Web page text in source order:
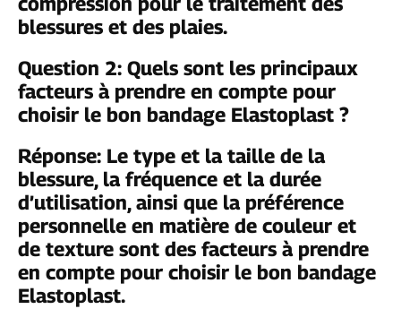
blessures et des plaies.
Question 2: Quels sont les principaux
facteurs à prendre en compte pour
choisir le bon bandage Elastoplast ?
Réponse: Le type et la taille de la
blessure, la fréquence et la durée
d’utilisation, ainsi que la préférence
personnelle en matière de couleur et
de texture sont des facteurs à prendre
en compte pour choisir le bon bandage
Elastoplast.